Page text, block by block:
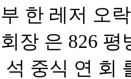
한 레저 오
장 은 826
석 중식 연 회